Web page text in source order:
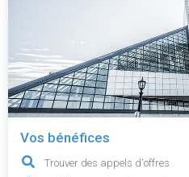
Vos bénéfices
Trouver des appels d'offres